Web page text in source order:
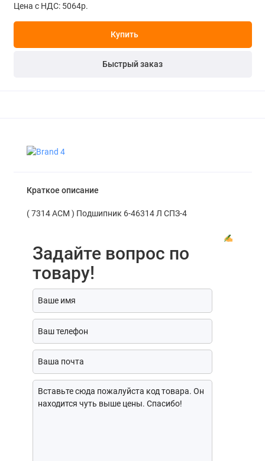
Цена с НДС: 5064р.
Купить
Быстрый заказ
Краткое описание
( 7314 АСМ ) Подшипник 6-46314 Л СПЗ-4
Задайте вопрос по
товару!